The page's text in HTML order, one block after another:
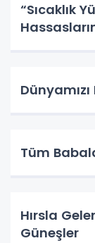
“Sıcaklık
Tüm
Hırsla
Güneşler